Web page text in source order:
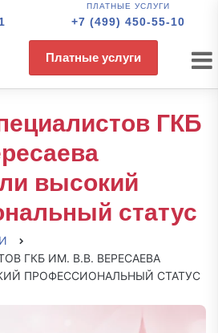
ПЛАТНЫЕ УСЛУГИ
+7 (499) 450-55-10
Платные услуги
ГКБ
высокий
статус
ГКБ ИМ. В.В. ВЕРЕСАЕВА
ПРОФЕССИОНАЛЬНЫЙ СТАТУС